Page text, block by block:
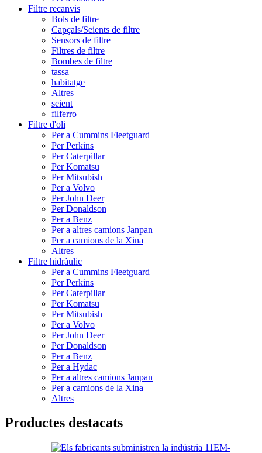
Filtre recanvis
Bols de filtre
Capçals/Seients de filtre
Sensors de filtre
Filtres de filtre
Bombes de filtre
tassa
habitatge
Altres
seient
filferro
Filtre d'oli
Per a Cummins Fleetguard
Per Perkins
Per Caterpillar
Per Komatsu
Per Mitsubish
Per a Volvo
Per John Deer
Per Donaldson
Per a Benz
Per a altres camions Janpan
Per a camions de la Xina
Altres
Filtre hidràulic
Per a Cummins Fleetguard
Per Perkins
Per Caterpillar
Per Komatsu
Per Mitsubish
Per a Volvo
Per John Deer
Per Donaldson
Per a Benz
Per a Hydac
Per a altres camions Janpan
Per a camions de la Xina
Altres
Productes destacats